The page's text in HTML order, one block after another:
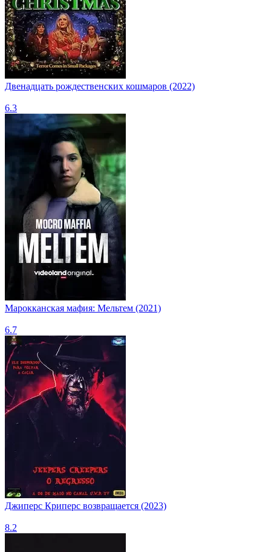
Двенадцать рождественских кошмаров (2022)
6.3
Марокканская мафия: Мельтем (2021)
6.7
Джиперс Криперс возвращается (2023)
8.2